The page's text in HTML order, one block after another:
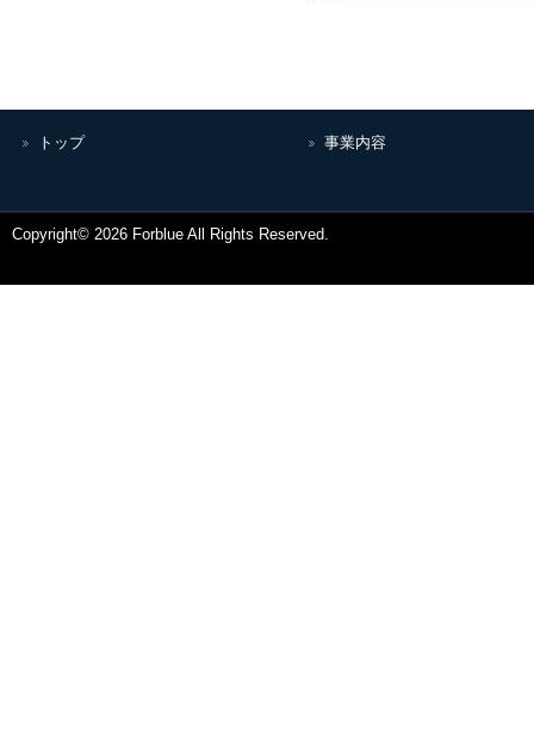
トップ 事業内容
Copyright© 2026 Forblue All Rights Reserved.